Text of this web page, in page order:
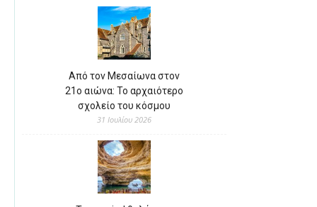
Από τον Μεσαίωνα στον
21ο αιώνα: Το αρχαιότερο
σχολείο του κόσμου
31 Ιουλίου 2026